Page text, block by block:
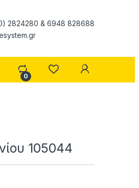
2824280 & 6948 828688
0
105044